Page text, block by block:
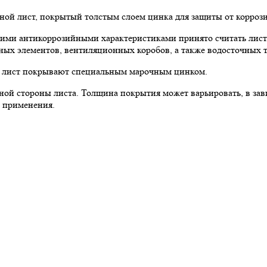
лист, покрытый толстым слоем цинка для защиты от
антикоррозийными характеристиками принято считать
элементов, вентиляционных коробов, а также водосточных
лист покрывают специальным марочным цинком.
стороны листа. Толщина покрытия может варьировать, в
применения.